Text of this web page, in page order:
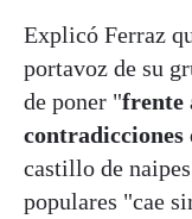
Explicó Ferraz
portavoz de su
de poner "frente
contradicciones
castillo de
populares "cae